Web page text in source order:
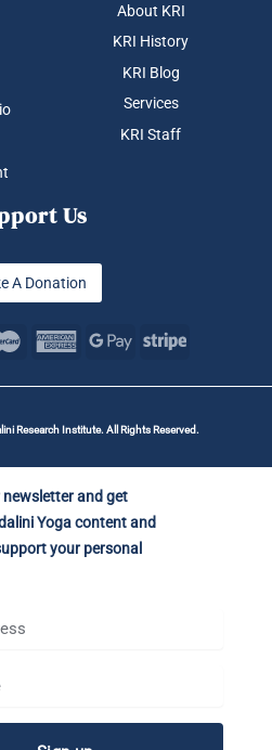
About KRI
KRI History
KRI Blog
Services
KRI Staff
Us
A Donation
Research Institute. All Rights Reserved.
and get
Yoga content and
your personal